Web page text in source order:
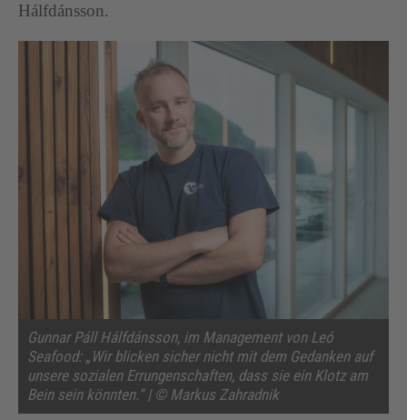
Hálfdánsson.
Gunnar Páll Hálfdánsson, im Management von Leó
Seafood: „Wir blicken sicher nicht mit dem Gedanken auf
unsere sozialen Errungenschaften, dass sie ein Klotz am
Bein sein könnten.“ | © Markus Zahradnik